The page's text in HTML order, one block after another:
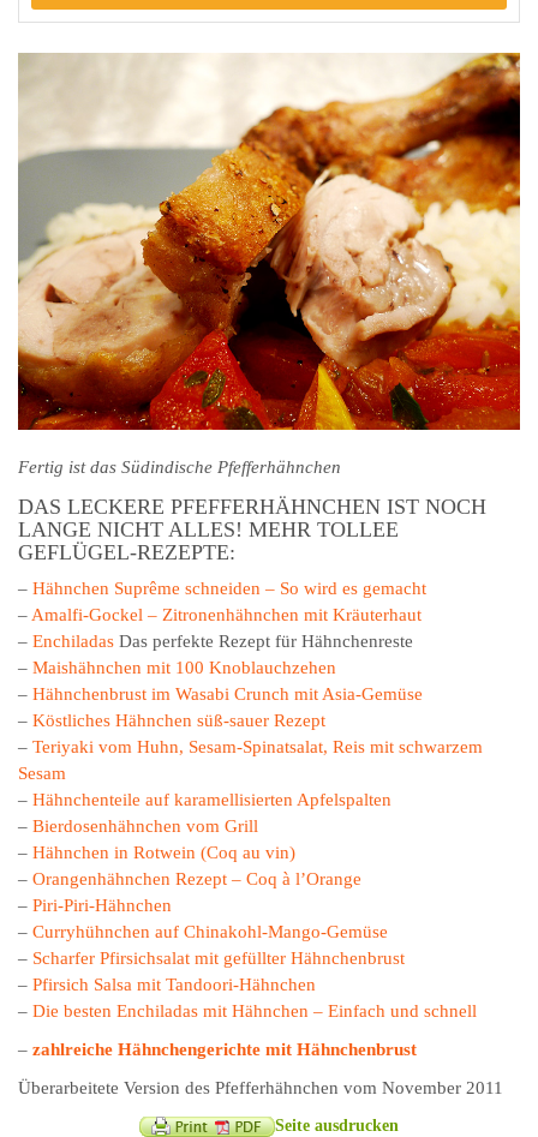
Fertig ist das Südindische Pfefferhähnchen
DAS LECKERE PFEFFERHÄHNCHEN IST NOCH
LANGE NICHT ALLES! MEHR TOLLEE
GEFLÜGEL-REZEPTE:
– Hähnchen Suprême schneiden – So wird es gemacht
– Amalfi-Gockel – Zitronenhähnchen mit Kräuterhaut
– Enchiladas Das perfekte Rezept für Hähnchenreste
– Maishähnchen mit 100 Knoblauchzehen
– Hähnchenbrust im Wasabi Crunch mit Asia-Gemüse
– Köstliches Hähnchen süß-sauer Rezept
– Teriyaki vom Huhn, Sesam-Spinatsalat, Reis mit schwarzem
Sesam
– Hähnchenteile auf karamellisierten Apfelspalten
– Bierdosenhähnchen vom Grill
– Hähnchen in Rotwein (Coq au vin)
– Orangenhähnchen Rezept – Coq à l’Orange
– Piri-Piri-Hähnchen
– Curryhühnchen auf Chinakohl-Mango-Gemüse
– Scharfer Pfirsichsalat mit gefüllter Hähnchenbrust
– Pfirsich Salsa mit Tandoori-Hähnchen
– Die besten Enchiladas mit Hähnchen – Einfach und schnell
– zahlreiche Hähnchengerichte mit Hähnchenbrust
Überarbeitete Version des Pfefferhähnchen vom November 2011
Seite ausdrucken